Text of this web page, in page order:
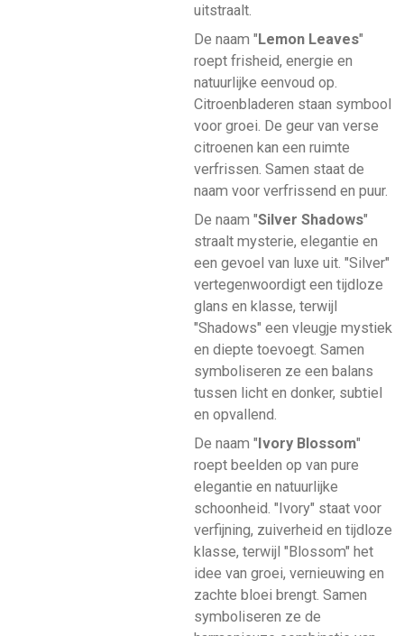
uitstraalt.
De naam "Lemon Leaves"
roept frisheid, energie en
natuurlijke eenvoud op.
Citroenbladeren staan symbool
voor groei. De geur van verse
citroenen kan een ruimte
verfrissen. Samen staat de
naam voor verfrissend en puur.
De naam "Silver Shadows"
straalt mysterie, elegantie en
een gevoel van luxe uit. "Silver"
vertegenwoordigt een tijdloze
glans en klasse, terwijl
"Shadows" een vleugje mystiek
en diepte toevoegt. Samen
symboliseren ze een balans
tussen licht en donker, subtiel
en opvallend.
De naam "Ivory Blossom"
roept beelden op van pure
elegantie en natuurlijke
schoonheid. "Ivory" staat voor
verfijning, zuiverheid en tijdloze
klasse, terwijl "Blossom" het
idee van groei, vernieuwing en
zachte bloei brengt. Samen
symboliseren ze de